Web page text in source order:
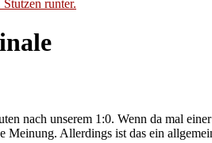
nach unserem 1:0. Wenn da mal
Meinung. Allerdings ist das ein